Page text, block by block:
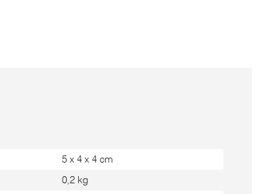
5 x 4 x 4 cm
0,2 kg